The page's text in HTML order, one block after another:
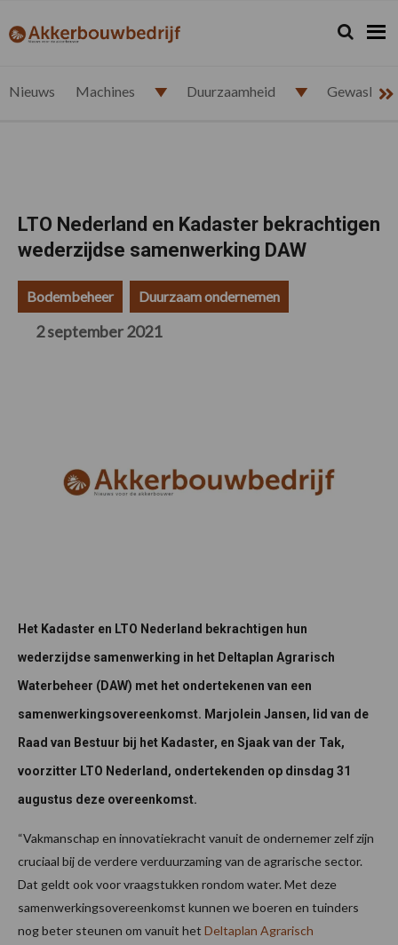
de
de
de
de
akkerbouwbedrijf.nl Zoeken...
Zoek
Nieuws Machines Duurzaamheid
LTO Nederland en Kadaster bekrachtigen
wederzijdse samenwerking DAW
Bodembeheer Duurzaam ondernemen
2 september 2021
Het Kadaster en LTO Nederland bekrachtigen hun
wederzijdse samenwerking in het Deltaplan Agrarisch
Waterbeheer (DAW) met het ondertekenen van een
samenwerkingsovereenkomst. Marjolein Jansen, lid van de
Raad van Bestuur bij het Kadaster, en Sjaak van der Tak,
voorzitter LTO Nederland, ondertekenden op dinsdag 31
augustus deze overeenkomst.
“Vakmanschap en innovatiekracht vanuit de ondernemer zelf zijn
cruciaal bij de verdere verduurzaming van de agrarische sector.
Dat geldt ook voor vraagstukken rondom water. Met deze
samenwerkingsovereenkomst kunnen we boeren en tuinders
nog beter steunen om vanuit het Deltaplan Agrarisch